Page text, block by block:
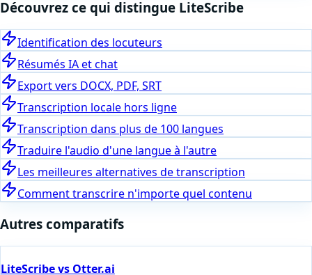
Découvrez ce qui distingue LiteScribe
Identification des locuteurs
Résumés IA et chat
Export vers DOCX, PDF, SRT
Transcription locale hors ligne
Transcription dans plus de 100 langues
Traduire l'audio d'une langue à l'autre
Les meilleures alternatives de transcription
Comment transcrire n'importe quel contenu
Autres comparatifs
LiteScribe vs Otter.ai